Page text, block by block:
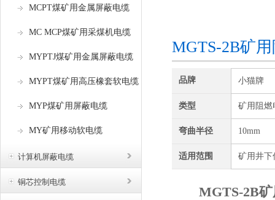
MCPT煤矿用金属屏蔽电缆
MC MCP煤矿用采煤机电缆
MYPTJ煤矿用金属屏蔽电缆
MYPT煤矿用高压橡套软电缆
MYP煤矿用屏蔽电缆
MY矿用移动软电缆
计算机屏蔽电缆
铜芯控制电缆
MGTS-2B矿
品牌 小猫牌
类型 矿用阻燃
弯曲半径 10mm
适用范围 矿用井下
MGTS-2B